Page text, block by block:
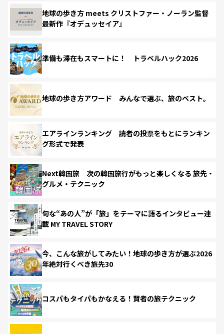
地球の歩き方 meets クリストファー・ノーラン監督
最新作『オデュッセイア』
準備も滞在もスマートに！ トラベルハック2026
地球の歩き方アワード みんなで選ぶ、旅のベスト。
エアラインランキング 読者の投票をもとにランキン
グ形式で発表
Next韓国旅 次の韓国旅行がもっと楽しくなる 旅先・
グルメ・テクニック
旬な“あの人”が「旅」をテーマに語るインタビュー連
載 MY TRAVEL STORY
今、こんな旅がしてみたい！地球の歩き方が選ぶ2026
年絶対行くべき旅先30
コスパもタイパもかなえる！賢者の旅テクニック